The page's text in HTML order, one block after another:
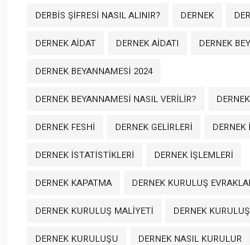
DERBİS ŞIFRESI NASIL ALINIR? DERNEK
DERNEK AIDAT DERNEK AIDATI DERNEK
DERNEK BEYANNAMESI 2024
DERNEK BEYANNAMESI NASIL VERILIR?
DERNEK FESHI DERNEK GELIRLERI DERNEK
DERNEK İSTATISTIKLERI DERNEK İŞLEMLERI
DERNEK KAPATMA DERNEK KURULUŞ
DERNEK KURULUŞ MALIYETI DERNEK
DERNEK KURULUŞU DERNEK NASIL KURULUR